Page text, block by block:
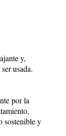
y,
usada.
por la
sostenible y